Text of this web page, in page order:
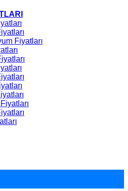
Fiyatları